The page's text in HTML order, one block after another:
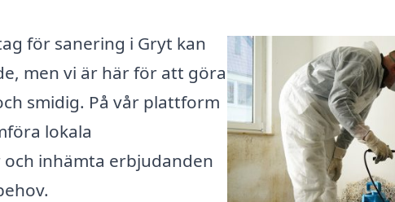
för sanering i Gryt kan
men vi är här för att göra
smidig. På vår plattform
lokala
inhämta erbjudanden